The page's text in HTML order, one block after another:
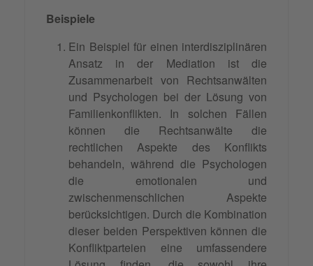
Beispiele
Ein Beispiel für einen interdisziplinären
Ansatz in der Mediation ist die
Zusammenarbeit von Rechtsanwälten
und Psychologen bei der Lösung von
Familienkonflikten. In solchen Fällen
können die Rechtsanwälte die
rechtlichen Aspekte des Konflikts
behandeln, während die Psychologen
die emotionalen und
zwischenmenschlichen Aspekte
berücksichtigen. Durch die Kombination
dieser beiden Perspektiven können die
Konfliktparteien eine umfassendere